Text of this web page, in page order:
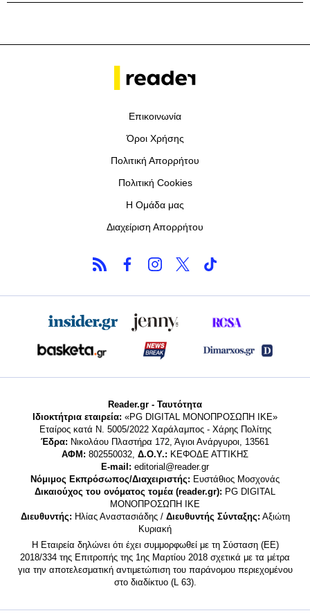
Επικοινωνία
Όροι Χρήσης
Πολιτική Απορρήτου
Πολιτική Cookies
Η Ομάδα μας
Διαχείριση Απορρήτου
Reader.gr - Ταυτότητα
Ιδιοκτήτρια εταιρεία: «PG DIGITAL MONΟΠΡΟΣΩΠΗ ΙΚΕ»
Εταίρος κατά Ν. 5005/2022 Χαράλαμπος - Χάρης Πολίτης
Έδρα: Νικολάου Πλαστήρα 172, Άγιοι Ανάργυροι, 13561
ΑΦΜ: 802550032, Δ.Ο.Υ.: ΚΕΦΟΔΕ ΑΤΤΙΚΗΣ
E-mail: editorial@reader.gr
Νόμιμος Εκπρόσωπος/Διαχειριστής: Ευστάθιος Μοσχονάς
Δικαιούχος του ονόματος τομέα (reader.gr): PG DIGITAL
MONΟΠΡΟΣΩΠΗ ΙΚΕ
Διευθυντής: Ηλίας Αναστασιάδης / Διευθυντής Σύνταξης: Αξιώτη
Κυριακή
Η Εταιρεία δηλώνει ότι έχει συμμορφωθεί με τη Σύσταση (ΕΕ)
2018/334 της Επιτροπής της 1ης Μαρτίου 2018 σχετικά με τα μέτρα
για την αποτελεσματική αντιμετώπιση του παράνομου περιεχομένου
στο διαδίκτυο (L 63).